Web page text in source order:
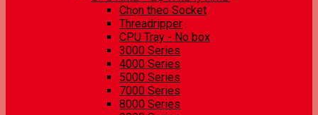
Chọn theo Socket
Threadripper
CPU Tray - No box
3000 Series
4000 Series
5000 Series
7000 Series
8000 Series